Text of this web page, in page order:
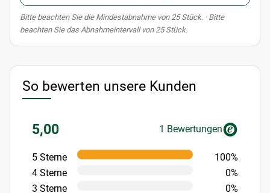
xBitte beachten Sie die Mindestabnahme von 25 Stück. · Bitte
beachten Sie das Abnahmeintervall von 25 Stück.
So bewerten unsere Kunden
5,00 1 Bewertungen
5 Sterne
100%
4 Sterne
0%
3 Sterne
0%